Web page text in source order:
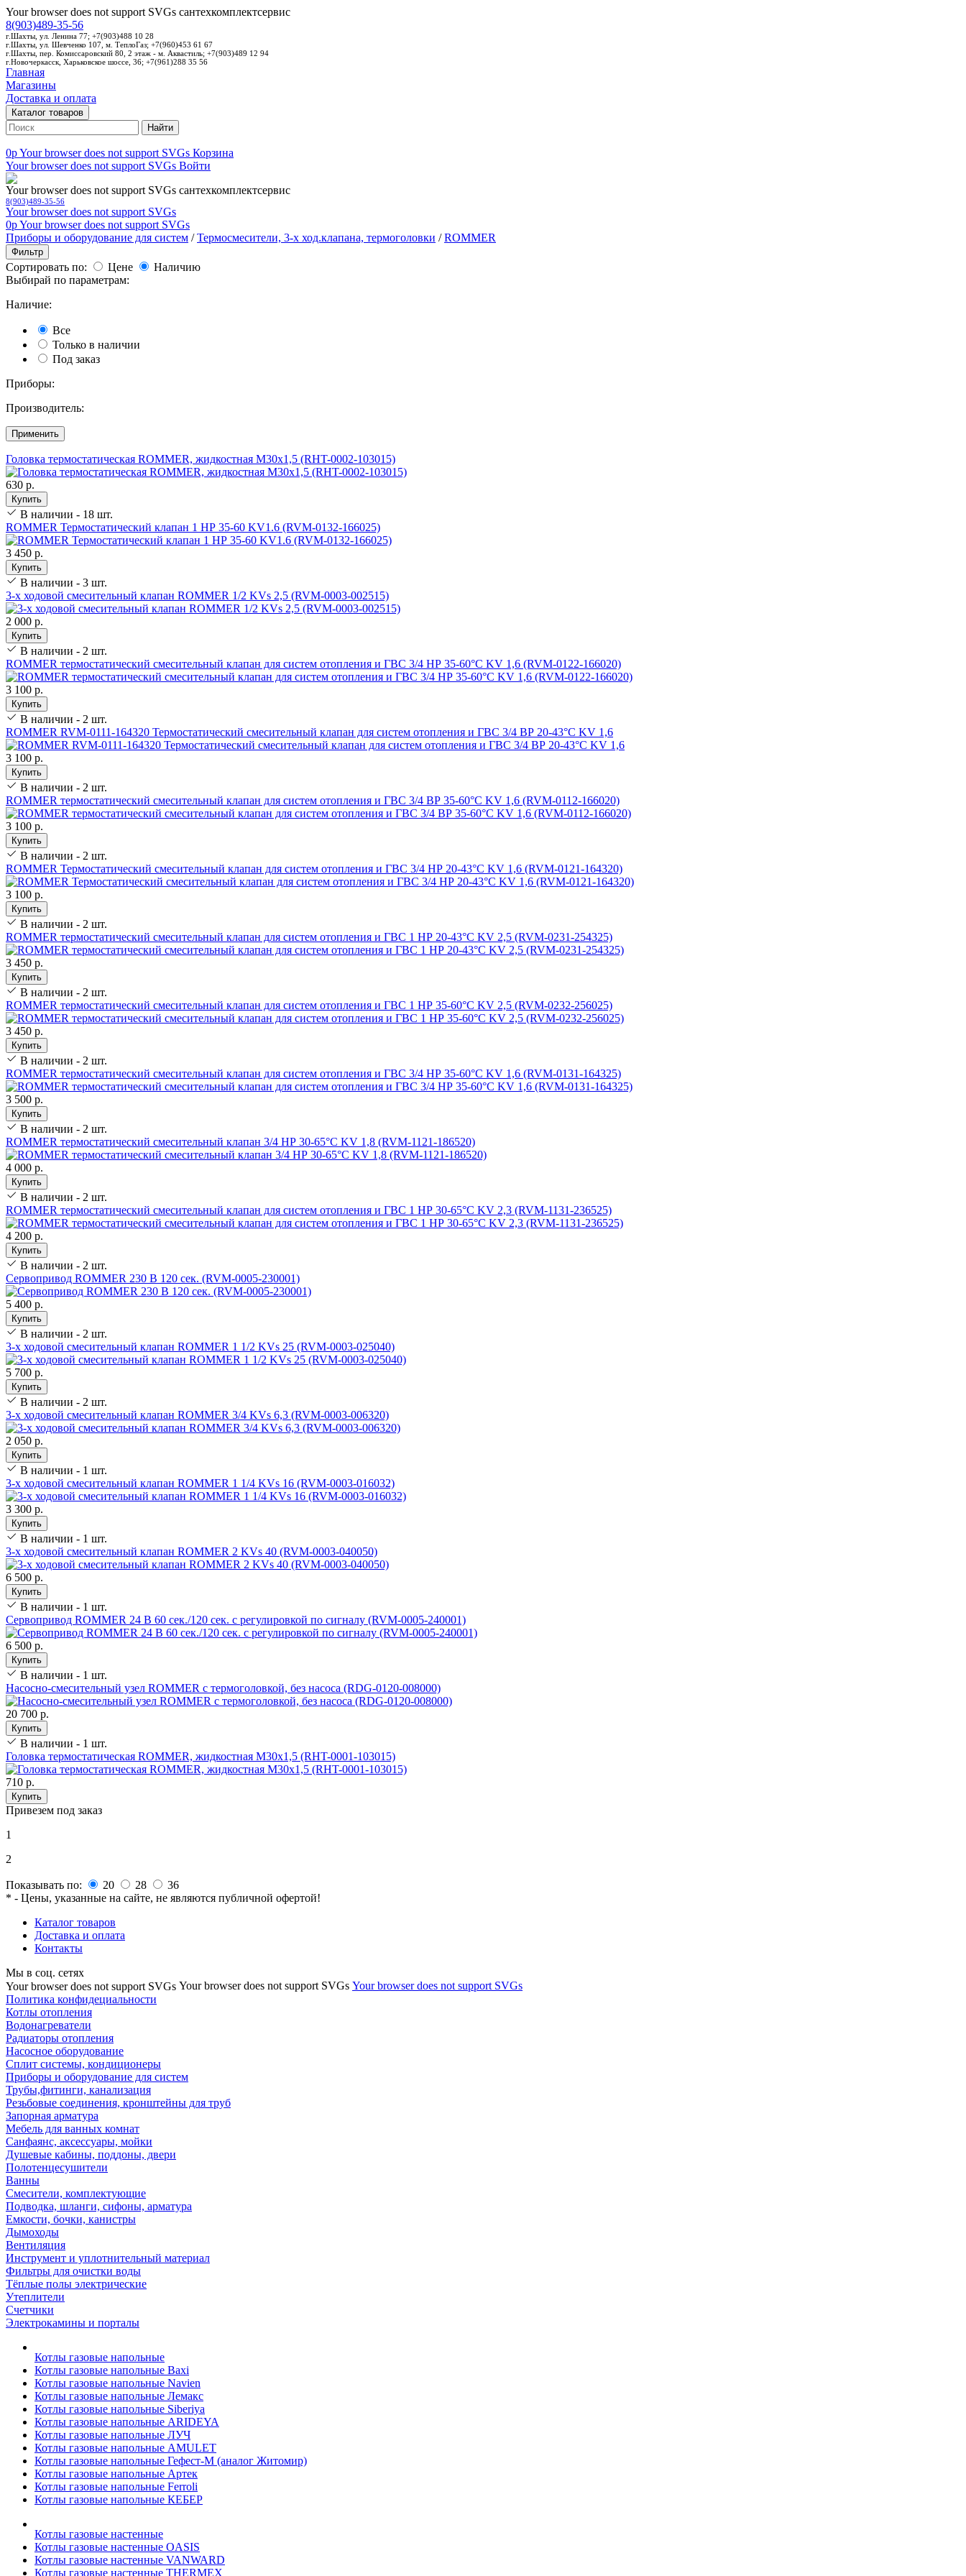
Your browser does not support SVGs сантехкомплектсервис
8(903)489-35-56
г.Шахты, ул. Ленина 77; +7(903)488 10 28
г.Шахты, ул. Шевченко 107, м. ТеплоГаз; +7(960)453 61 67
г.Шахты, пер. Комиссаровский 80, 2 этаж - м. Аквастиль; +7(903)489 12 94
г.Новочеркасск, Харьковское шоссе, 36; +7(961)288 35 56
Главная
Магазины
Доставка и оплата
Каталог товаров
Найти
0pYour browser does not support SVGs Корзина
Your browser does not support SVGs Войти
Your browser does not support SVGs сантехкомплектсервис
8(903)489-35-56
Your browser does not support SVGs
0pYour browser does not support SVGs
Приборы и оборудование для систем /Термосмесители, 3-х ход.клапана, термоголовки /ROMMER
Фильтр
Сортировать по: Цене
Наличию
Выбирай по параметрам:
Наличие:
Все
Только в наличии
Под заказ
Приборы:
Производитель:
Применить
Головка термостатическая ROMMER, жидкостная M30x1,5 (RHT-0002-103015)
630 р.
Купить
В наличии - 18 шт.
ROMMER Термостатический клапан 1 НР 35-60 KV1.6 (RVM-0132-166025)
3 450 р.
Купить
В наличии - 3 шт.
3-х ходовой смесительный клапан ROMMER 1/2 KVs 2,5 (RVM-0003-002515)
2 000 р.
Купить
В наличии - 2 шт.
ROMMER термостатический смесительный клапан для систем отопления и ГВС 3/4 НР 35-60°С KV 1,6 (RVM-0122-166020)
3 100 р.
Купить
В наличии - 2 шт.
ROMMER RVM-0111-164320 Термостатический смесительный клапан для систем отопления и ГВС 3/4 ВР 20-43°С KV 1,6
3 100 р.
Купить
В наличии - 2 шт.
ROMMER термостатический смесительный клапан для систем отопления и ГВС 3/4 ВР 35-60°С KV 1,6 (RVM-0112-166020)
3 100 р.
Купить
В наличии - 2 шт.
ROMMER Термостатический смесительный клапан для систем отопления и ГВС 3/4 НР 20-43°С KV 1,6 (RVM-0121-164320)
3 100 р.
Купить
В наличии - 2 шт.
ROMMER термостатический смесительный клапан для систем отопления и ГВС 1 НР 20-43°С KV 2,5 (RVM-0231-254325)
3 450 р.
Купить
В наличии - 2 шт.
ROMMER термостатический смесительный клапан для систем отопления и ГВС 1 НР 35-60°С KV 2,5 (RVM-0232-256025)
3 450 р.
Купить
В наличии - 2 шт.
ROMMER термостатический смесительный клапан для систем отопления и ГВС 3/4 НР 35-60°С KV 1,6 (RVM-0131-164325)
3 500 р.
Купить
В наличии - 2 шт.
ROMMER термостатический смесительный клапан 3/4 НР 30-65°С KV 1,8 (RVM-1121-186520)
4 000 р.
Купить
В наличии - 2 шт.
ROMMER термостатический смесительный клапан для систем отопления и ГВС 1 НР 30-65°С KV 2,3 (RVM-1131-236525)
4 200 р.
Купить
В наличии - 2 шт.
Сервопривод ROMMER 230 В 120 сек. (RVM-0005-230001)
5 400 р.
Купить
В наличии - 2 шт.
3-х ходовой смесительный клапан ROMMER 1 1/2 KVs 25 (RVM-0003-025040)
5 700 р.
Купить
В наличии - 2 шт.
3-х ходовой смесительный клапан ROMMER 3/4 KVs 6,3 (RVM-0003-006320)
2 050 р.
Купить
В наличии - 1 шт.
3-х ходовой смесительный клапан ROMMER 1 1/4 KVs 16 (RVM-0003-016032)
3 300 р.
Купить
В наличии - 1 шт.
3-х ходовой смесительный клапан ROMMER 2 KVs 40 (RVM-0003-040050)
6 500 р.
Купить
В наличии - 1 шт.
Сервопривод ROMMER 24 В 60 сек./120 сек. c регулировкой по сигналу (RVM-0005-240001)
6 500 р.
Купить
В наличии - 1 шт.
Насосно-смесительный узел ROMMER с термоголовкой, без насоса (RDG-0120-008000)
20 700 р.
Купить
В наличии - 1 шт.
Головка термостатическая ROMMER, жидкостная M30x1,5 (RHT-0001-103015)
710 р.
Купить
Привезем под заказ
1
2
Показывать по: 20 28
36
* - Цены, указанные на сайте, не являются публичной офертой!
Каталог товаров
Доставка и оплата
Контакты
Мы в соц. сетях
Your browser does not support SVGs Your browser does not support SVGs Your browser does not support SVGs
Политика конфидециальности
Котлы отопления
Водонагреватели
Радиаторы отопления
Насосное оборудование
Сплит системы, кондиционеры
Приборы и оборудование для систем
Трубы,фитинги, канализация
Резьбовые соединения, кронштейны для труб
Запорная арматура
Мебель для ванных комнат
Санфаянс, аксессуары, мойки
Душевые кабины, поддоны, двери
Полотенцесушители
Ванны
Смесители, комплектующие
Подводка, шланги, сифоны, арматура
Емкости, бочки, канистры
Дымоходы
Вентиляция
Инструмент и уплотнительный материал
Фильтры для очистки воды
Тёплые полы электрические
Утеплители
Счетчики
Электрокамины и порталы
Котлы газовые напольные
Котлы газовые напольные Baxi
Котлы газовые напольные Navien
Котлы газовые напольные Лемакс
Котлы газовые напольные Siberiya
Котлы газовые напольные ARIDEYA
Котлы газовые напольные ЛУЧ
Котлы газовые напольные AMULET
Котлы газовые напольные Гефест-М (аналог Житомир)
Котлы газовые напольные Артек
Котлы газовые напольные Ferroli
Котлы газовые напольные КЕБЕР
Котлы газовые настенные
Котлы газовые настенные OASIS
Котлы газовые настенные VANWARD
Котлы газовые настенные THERMEX